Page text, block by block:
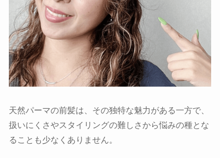
天然パーマの前髪は、その独特な魅力がある一方で、
扱いにくさやスタイリングの難しさから悩みの種とな
ることも少なくありません。